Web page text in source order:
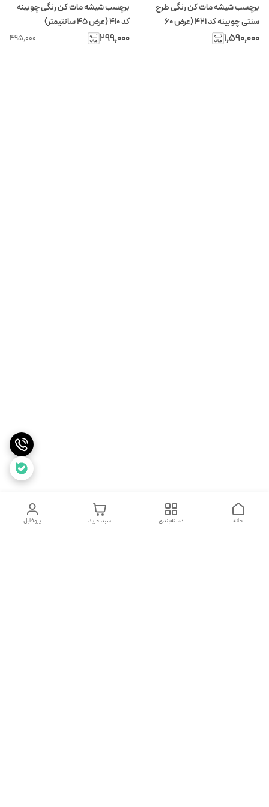
برچسب شیشه مات کن رنگی طرح
سنتی چوبینه کد 421 (عرض 60
سانتیمتر)
۱٬۵۹۰٬۰۰۰
برچسب شیشه مات کن رنگی چوبینه
کد 410 (عرض 45 سانتیمتر)
۲۹۹٬۰۰۰ ۴۹۵٬۰۰۰
پروفایل سبد خرید دسته‌بندی خانه